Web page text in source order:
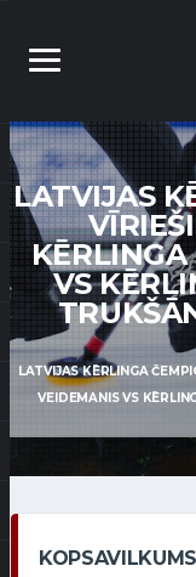
LATVIJAS
VS
LATVIJAS KĒRLINGA
VEIDEMANIS VS
KOPSAVILKUMS